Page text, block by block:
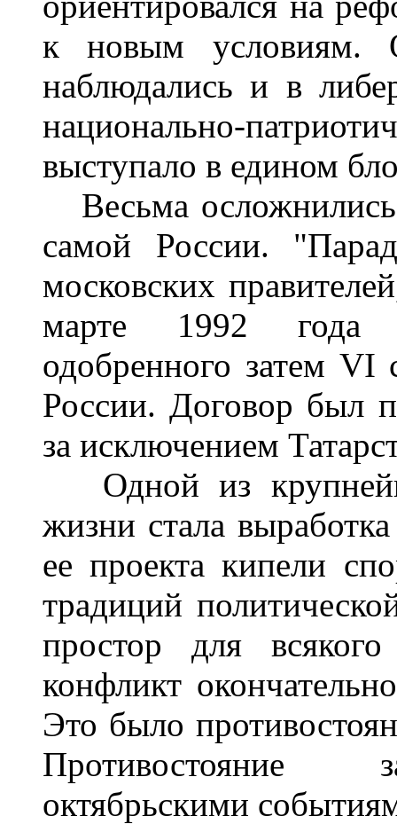
к новым условиям.
наблюдались и в
национально-
выступало в едином
Весьма
самой России. "
московских
марте 1992 года
одобренного затем VI
России. Договор был
за исключением
Одной из
жизни стала
ее проекта кипели
традиций
простор для
конфликт
Это было
Противостояние
октябрьскими